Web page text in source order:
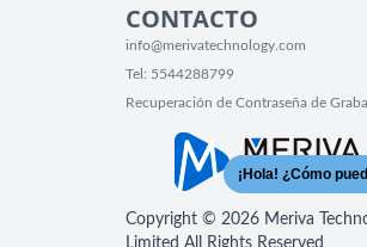
CONTACTO
info@merivatechnology.com
Tel: 5544288799
Recuperación de Contraseña de
Copyright © 2026 Meriva
Limited All Rights Reserved